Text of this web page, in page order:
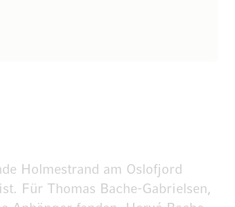
Holmestrand am Oslofjord
Für Thomas Bache-Gabrielsen,